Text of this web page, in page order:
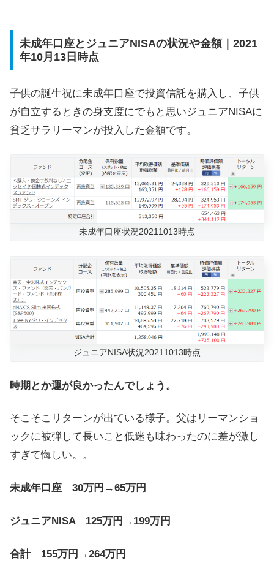
未成年口座とジュニアNISAの状況や金額｜2021
年10月13日時点
子供の誕生祝に未成年口座で投資信託を購入し、子供
が自立するときの身支度にでもと思いジュニアNISAに
貧乏サラリーマンが投入した金額です。
未成年口座状況20211013時点
ジュニアNISA状況20211013時点
時期とか運が良かったんでしょう。
そこそこリターンが出ている様子。父はリーマンショ
ックに被弾して長いこと低迷も味わったのに差が激し
すぎて悔しい。。
未成年口座 30万円→65万円
ジュニアNISA 125万円→199万円
合計 155万円→264万円